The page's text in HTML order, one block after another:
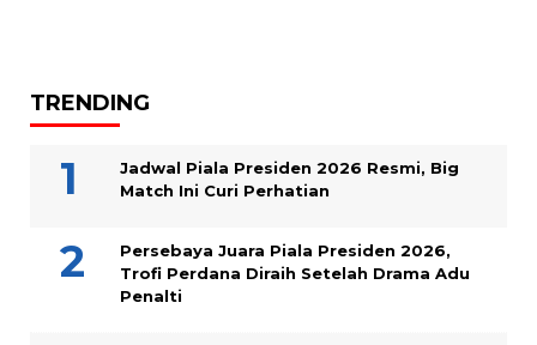
TRENDING
Jadwal Piala Presiden 2026 Resmi, Big
Match Ini Curi Perhatian
Persebaya Juara Piala Presiden 2026,
Trofi Perdana Diraih Setelah Drama Adu
Penalti